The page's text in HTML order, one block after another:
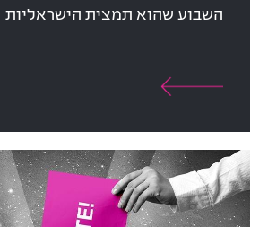
השבוע שהוא תמצית הישראליות